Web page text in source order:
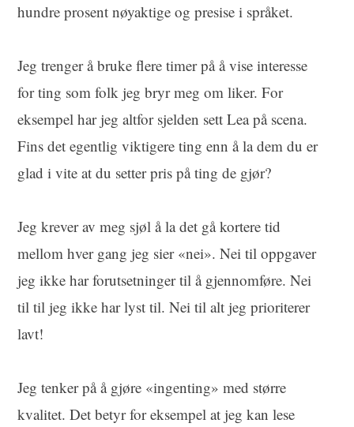
hundre prosent nøyaktige og presise i språket.
Jeg trenger å bruke flere timer på å vise interesse
for ting som folk jeg bryr meg om liker. For
eksempel har jeg altfor sjelden sett Lea på scena.
Fins det egentlig viktigere ting enn å la dem du er
glad i vite at du setter pris på ting de gjør?
Jeg krever av meg sjøl å la det gå kortere tid
mellom hver gang jeg sier «nei». Nei til oppgaver
jeg ikke har forutsetninger til å gjennomføre. Nei
til til jeg ikke har lyst til. Nei til alt jeg prioriterer
lavt!
Jeg tenker på å gjøre «ingenting» med større
kvalitet. Det betyr for eksempel at jeg kan lese